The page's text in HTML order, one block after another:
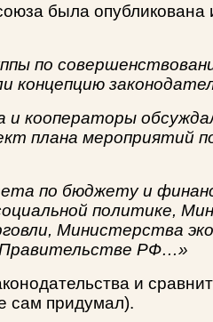
была
по
концепцию
кооператоры
плана мероприятий
по бюджету и
политике,
Министерства
Правительстве РФ…»
и
сам придумал).